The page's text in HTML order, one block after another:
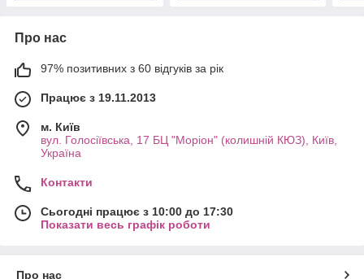
Про нас
97% позитивних з 60 відгуків за рік
Працює з 19.11.2013
м. Київ
вул. Голосіївська, 17 БЦ "Моріон" (колишній КЮЗ), Київ,
Україна
Контакти
Сьогодні працює з 10:00 до 17:30
Показати весь графік роботи
Про нас